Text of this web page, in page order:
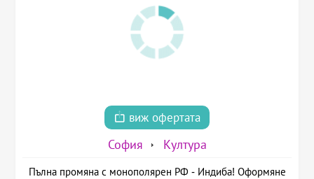
виж офертата
София Култура
Пълна промяна с монополярен РФ - Индиба! Оформяне